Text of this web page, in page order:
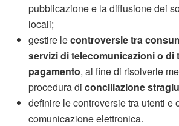
pubblicazione e la diffusione dei
locali;
gestire lecontroversie tra
servizi di telecomunicazioni o di
pagamento, al fine di risolverle
procedura diconciliazione
definire le controversie tra utenti e
comunicazione elettronica.